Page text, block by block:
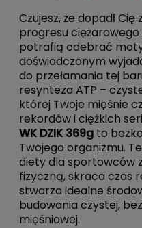
Czujesz, że dopadł
progresu
potrafią odebrać
doświadczonym
do przełamania tej
resynteza ATP –
której Twoje mięśnie
rekordów i ciężkich
WK DZIK 369g to
Twojego organizmu.
diety dla sportowców
fizyczną, skraca czas
stwarza idealne
budowania czystej,
mięśniowej.